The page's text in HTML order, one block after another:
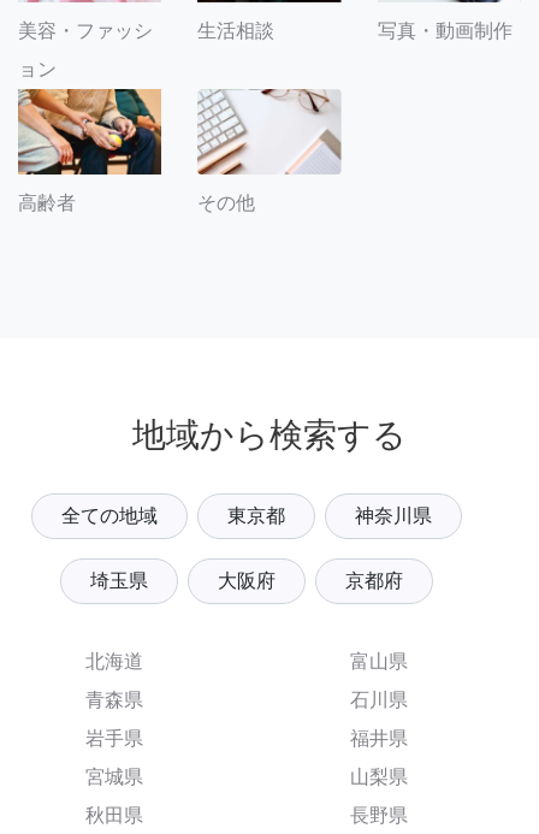
美容・ファッシ
ョン
生活相談 写真・動画制作
高齢者 その他
地域から検索する
全ての地域 東京都 神奈川県
埼玉県 大阪府 京都府
北海道
青森県
岩手県
宮城県
秋田県
富山県
石川県
福井県
山梨県
長野県